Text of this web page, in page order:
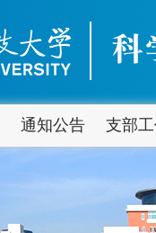
通知公告 支部